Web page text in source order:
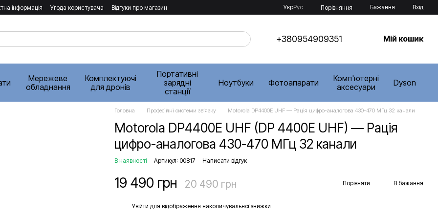
інформація Угода користувача Відгуки про магазин УкрРус Порівняння Бажання Вхід
+380954909351 Мій кошик
Мережеве
обладнання
Комплектуючі
для дронів
Портативні
зарядні
станції
Ноутбуки Фотоапарати
Комп'ютерні
аксесуари
Dyson
Головна Професійні системи звʼязку Motorola DP4400E UHF — Рація цифро-аналогова 430-470 МГц 32 канали
Motorola DP4400E UHF (DP 4400E UHF) — Рація
цифро-аналогова 430-470 МГц 32 канали
В наявності Артикул: 00817 Написати відгук
19 490 грн 20 490 грн Порівняти В бажання
Увійти для відображення накопичувальної знижки